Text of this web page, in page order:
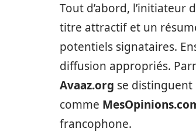
Tout d’abord,
titre attractif et un
potentiels signataires.
diffusion appropriés.
Avaaz.org se
comme
francophone.